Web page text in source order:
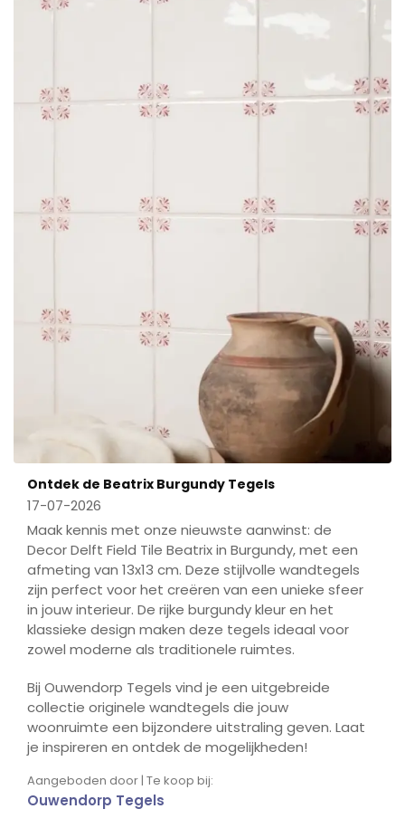
Ontdek de Beatrix Burgundy Tegels
17-07-2026
Maak kennis met onze nieuwste aanwinst: de
Decor Delft Field Tile Beatrix in Burgundy, met een
afmeting van 13x13 cm. Deze stijlvolle wandtegels
zijn perfect voor het creëren van een unieke sfeer
in jouw interieur. De rijke burgundy kleur en het
klassieke design maken deze tegels ideaal voor
zowel moderne als traditionele ruimtes.
Bij Ouwendorp Tegels vind je een uitgebreide
collectie originele wandtegels die jouw
woonruimte een bijzondere uitstraling geven. Laat
je inspireren en ontdek de mogelijkheden!
Aangeboden door | Te koop bij:
Ouwendorp Tegels